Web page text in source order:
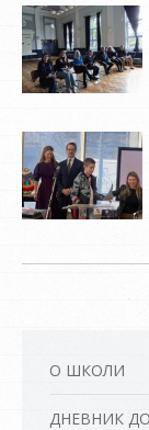
О ШКОЛИ
ДНЕВНИК